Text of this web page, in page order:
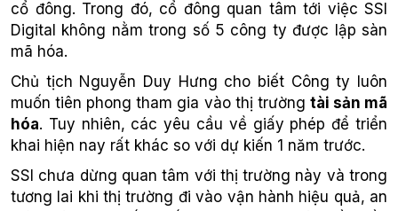
cổ đông. Trong đó, cổ đông quan tâm tới việc SSI
Digital không nằm trong số 5 công ty được lập sàn
mã hóa.
Chủ tịch Nguyễn Duy Hưng cho biết Công ty luôn
muốn tiên phong tham gia vào thị trường tài sản mã
hóa. Tuy nhiên, các yêu cầu về giấy phép để triển
khai hiện nay rất khác so với dự kiến 1 năm trước.
SSI chưa dừng quan tâm với thị trường này và trong
tương lai khi thị trường đi vào vận hành hiệu quả, an